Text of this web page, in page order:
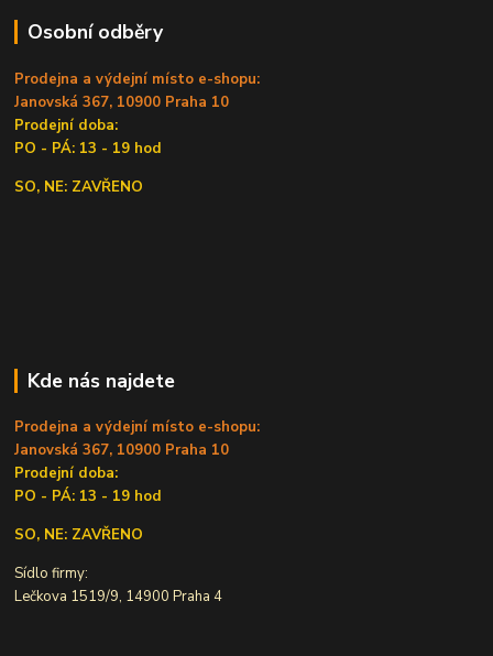
Osobní odběry
Prodejna a výdejní místo e-shopu:
Janovská 367, 10900 Praha 10
Prodejní doba:
PO - PÁ: 13 - 19 hod
SO, NE: ZAVŘENO
Kde nás najdete
Prodejna a výdejní místo e-shopu:
Janovská 367, 10900 Praha 10
Prodejní doba:
PO - PÁ: 13 - 19 hod
SO, NE: ZAVŘENO
Sídlo firmy:
Lečkova 1519/9, 14900 Praha 4